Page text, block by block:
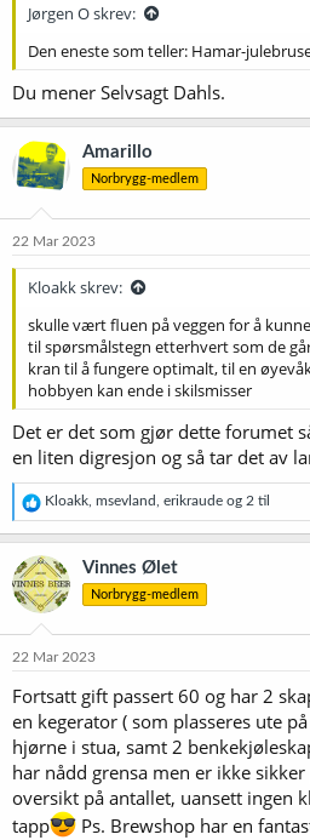
Jørgen O skrev:
Den eneste som teller: Hamar-
Du mener Selvsagt Dahls.
Amarillo
Norbrygg-medlem
22 Mar 2023
Kloakk skrev:
skulle vært fluen på veggen for å
til spørsmålstegn etterhvert som de
kran til å fungere optimalt, til en
hobbyen kan ende i skilsmisser
Det er det som gjør dette forumet
en liten digresjon og så tar det av
R
e
a
k
s
j
o
e
:
Kloakk msevland erikraude og 2 til
Vinnes Ølet
Norbrygg-medlem
22 Mar 2023
Fortsatt gift passert 60 og har 2
en kegerator ( som plasseres ute
hjørne i stua, samt 2
har nådd grensa men er ikke
oversikt på antallet, uansett ingen
tapp
Ps. Brewshop har en